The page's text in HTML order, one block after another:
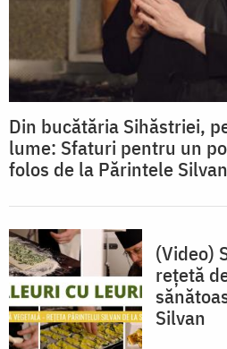
Din bucătăria Sihăstriei,
lume: Sfaturi pentru un
folos de la Părintele
(Video)
rețetă
Silvan